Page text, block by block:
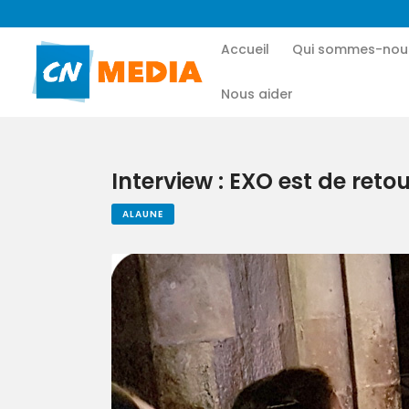
Accueil Qui sommes-
Nous aider
Interview : EXO est de
ALAUNE